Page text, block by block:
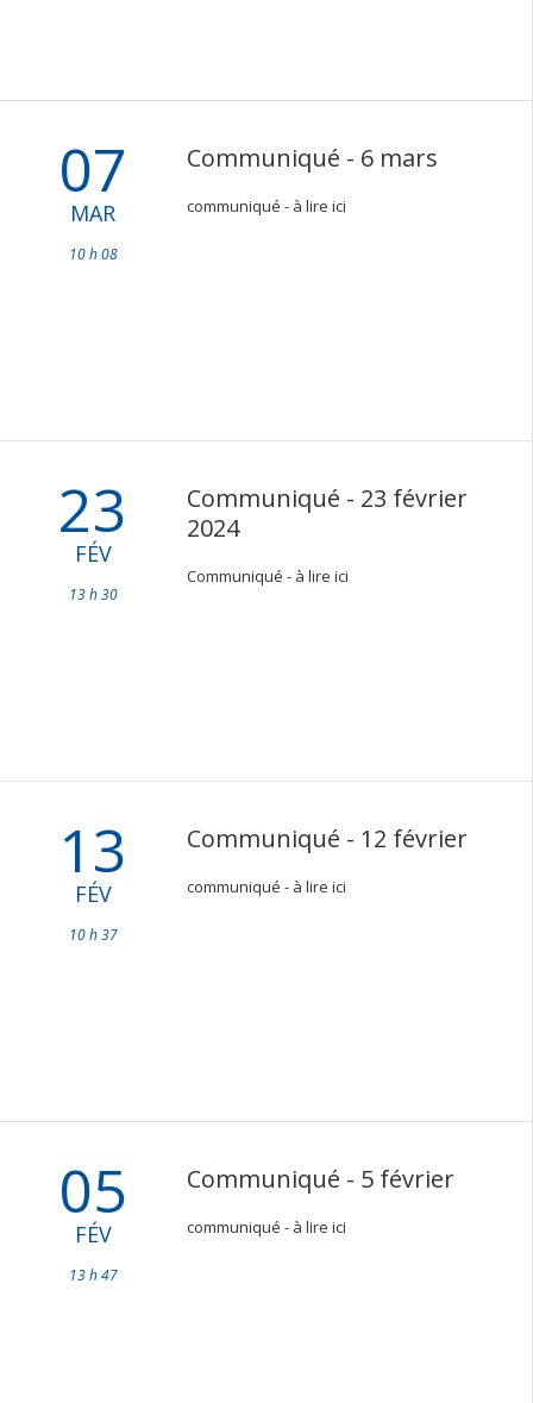
07
MAR
10 h 08
Communiqué - 6 mars
communiqué - à lire ici
23
FÉV
13 h 30
Communiqué - 23 février
2024
Communiqué - à lire ici
13
FÉV
10 h 37
Communiqué - 12 février
communiqué - à lire ici
05
FÉV
13 h 47
Communiqué - 5 février
communiqué - à lire ici